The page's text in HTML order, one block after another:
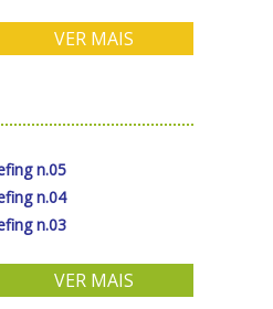
VER MAIS
n.05
n.04
n.03
VER MAIS